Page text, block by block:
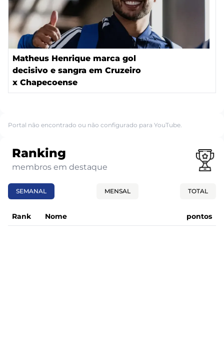
Matheus Henrique marca gol
decisivo e sangra em Cruzeiro
x Chapecoense
Portal não encontrado ou não configurado para YouTube.
Ranking
membros em destaque
SEMANAL MENSAL TOTAL
Rank Nome pontos